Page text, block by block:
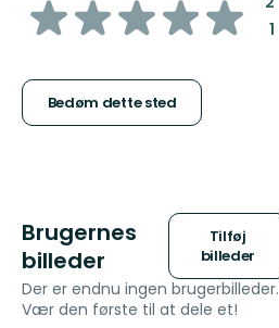
ud
5
Bedøm dette sted
1:
Brugernes
billeder
Tilføj
billeder
Der er endnu ingen brugerbilleder.
Vær den første til at dele et!